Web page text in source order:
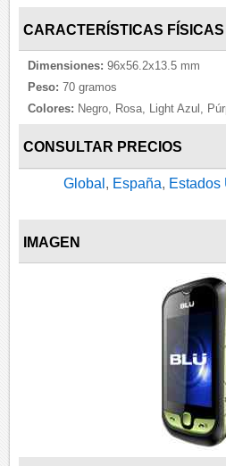
CARACTERÍSTICAS FÍSICAS
Dimensiones: 96x56.2x13.5 mm
Peso: 70 gramos
Colores: Negro, Rosa, Light Azul,
CONSULTAR PRECIOS
Global , España, Estados
IMAGEN